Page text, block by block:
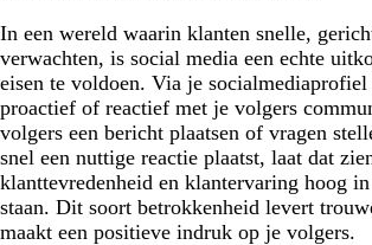
In een wereld waarin klanten snelle,
verwachten, is social media een echte
eisen te voldoen. Via je
proactief of reactief met je volgers
volgers een bericht plaatsen of vragen
snel een nuttige reactie plaatst, laat dat
klanttevredenheid en klantervaring hoog
staan. Dit soort betrokkenheid levert
maakt een positieve indruk op je volgers.